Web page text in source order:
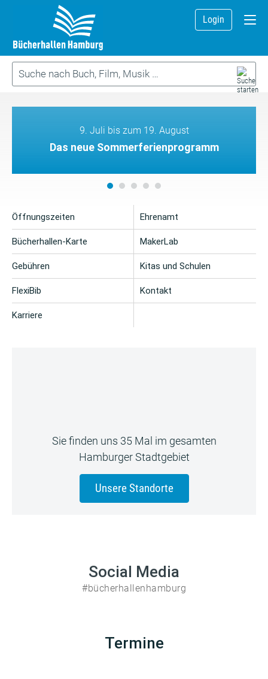
Login
9. Juli bis zum 19. August
Das neue Sommerferienprogramm
Öffnungszeiten
Bücherhallen-Karte
Gebühren
FlexiBib
Karriere
Ehrenamt
MakerLab
Kitas und Schulen
Kontakt
Sie finden uns 35 Mal im gesamten
Hamburger Stadtgebiet
Unsere Standorte
Social Media
#bücherhallenhamburg
Termine